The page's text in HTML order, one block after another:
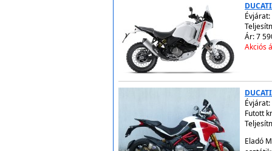
Évjárat:
Ár: 7
Akciós
Évjárat:
Futott
Eladó